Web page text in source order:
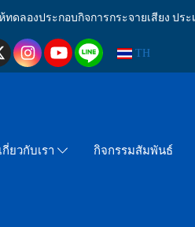
ดลองประกอบกิจการกระจายเสียง ป
TH
เกี่ยวกับเรา กิจกรรมสัมพันธ์